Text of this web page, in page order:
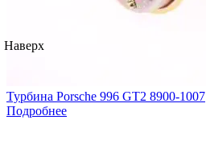
Турбина Porsche 996 GT2 8900-1007
Подробнее
Наверх